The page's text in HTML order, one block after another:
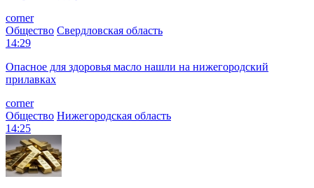
corner
Общество Свердловская область
14:29
Опасное для здоровья масло нашли на нижегородский
прилавках
corner
Общество Нижегородская область
14:25